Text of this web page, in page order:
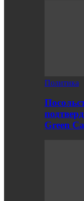
Политика
Green